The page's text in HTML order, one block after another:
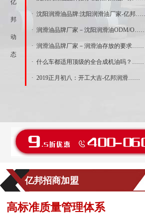
亿
邦
动
态
· 沈阳润滑油品牌:沈阳润滑油厂家-亿邦……
· 润滑油品牌厂家－沈阳润滑油ODM/O……
· 润滑油品牌厂家－润滑油存放的要求……
· 什么车都适用顶级的全合成机油吗？……
· 2019正月初八：开工大吉-亿邦润滑……
亿邦招商加盟
高标准质量管理体系